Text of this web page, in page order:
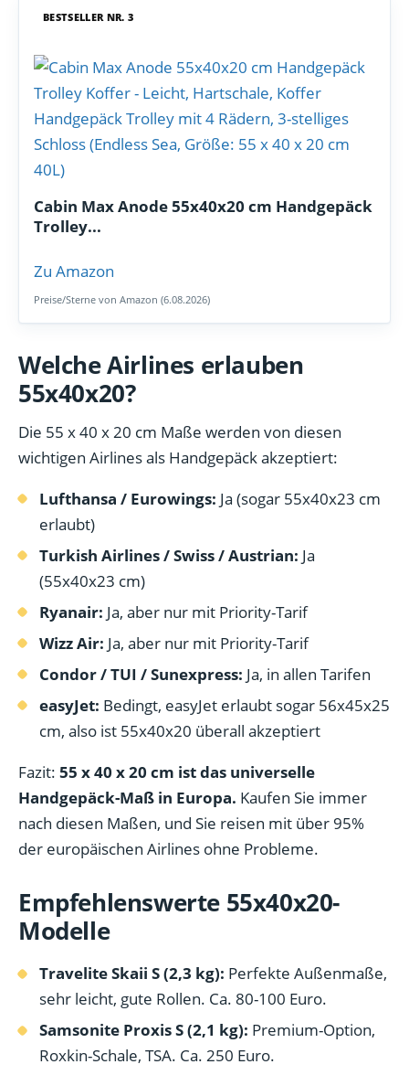
BESTSELLER NR. 3
Cabin Max Anode 55x40x20 cm Handgepäck
Trolley...
Zu Amazon
Preise/Sterne von Amazon (6.08.2026)
Welche Airlines erlauben
55x40x20?
Die 55 x 40 x 20 cm Maße werden von diesen
wichtigen Airlines als Handgepäck akzeptiert:
Lufthansa / Eurowings: Ja (sogar 55x40x23 cm
erlaubt)
Turkish Airlines / Swiss / Austrian: Ja
(55x40x23 cm)
Ryanair: Ja, aber nur mit Priority-Tarif
Wizz Air: Ja, aber nur mit Priority-Tarif
Condor / TUI / Sunexpress: Ja, in allen Tarifen
easyJet: Bedingt, easyJet erlaubt sogar 56x45x25
cm, also ist 55x40x20 überall akzeptiert
Fazit: 55 x 40 x 20 cm ist das universelle
Handgepäck-Maß in Europa. Kaufen Sie immer
nach diesen Maßen, und Sie reisen mit über 95%
der europäischen Airlines ohne Probleme.
Empfehlenswerte 55x40x20-
Modelle
Travelite Skaii S (2,3 kg): Perfekte Außenmaße,
sehr leicht, gute Rollen. Ca. 80-100 Euro.
Samsonite Proxis S (2,1 kg): Premium-Option,
Roxkin-Schale, TSA. Ca. 250 Euro.